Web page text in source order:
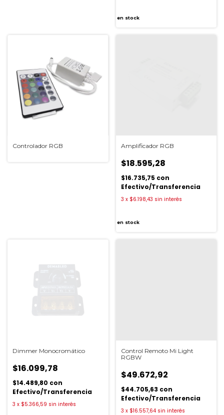
en stock
Controlador RGB Amplificador RGB
$18.595,28
$16.735,75 con
Efectivo/Transferencia
3 x $6.198,43 sin interés
en stock
Dimmer Monocromático
$16.099,78
$14.489,80 con
Efectivo/Transferencia
3 x $5.366,59 sin interés
Control Remoto Mi Light
RGBW
$49.672,92
$44.705,63 con
Efectivo/Transferencia
3 x $16.557,64 sin interés